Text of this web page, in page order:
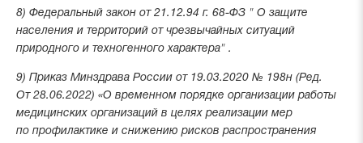
8) Федеральный закон от 21.12.94 г. 68-ФЗ " О защите
населения и территорий от чрезвычайных ситуаций
природного и техногенного характера" .
9) Приказ Минздрава России от 19.03.2020 № 198н (Ред.
От 28.06.2022) «О временном порядке организации работы
медицинских организаций в целях реализации мер
по профилактике и снижению рисков распространения